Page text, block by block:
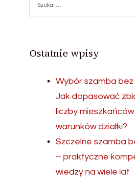
Ostatnie wpisy
Wybór szamba bez
Jak dopasować
liczby mieszkańców
warunków działki?
Szczelne szamba
– praktyczne
wiedzy na wiele lat